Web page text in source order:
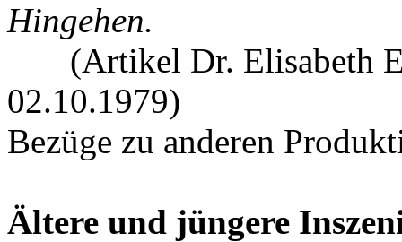
Hingehen.
(Artikel Dr. Elisabeth
02.10.1979)
Bezüge zu anderen
Ältere und jüngere